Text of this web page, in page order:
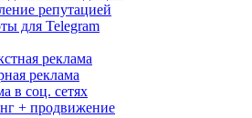
репутацией
для Telegram
реклама
реклама
в соц. сетях
+ продвижение